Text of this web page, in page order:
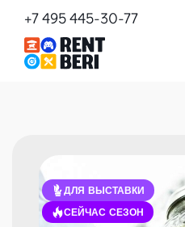
+7 495 445-30-77
ДЛЯ ВЫСТАВКИ
СЕЙЧАС СЕЗОН